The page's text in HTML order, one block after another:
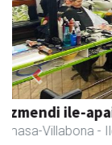
Fleming Herri
Amasa-Villabona
Previous